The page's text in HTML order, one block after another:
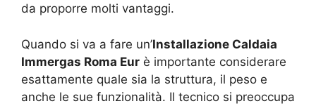
da proporre molti vantaggi.
Quando si va a fare un’Installazione Caldaia
Immergas Roma Eur è importante considerare
esattamente quale sia la struttura, il peso e
anche le sue funzionalità. Il tecnico si preoccupa